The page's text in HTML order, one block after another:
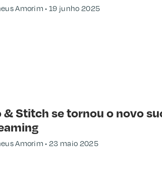
Amorim 19 junho 2025
& Stitch se tornou o novo
Amorim 23 maio 2025